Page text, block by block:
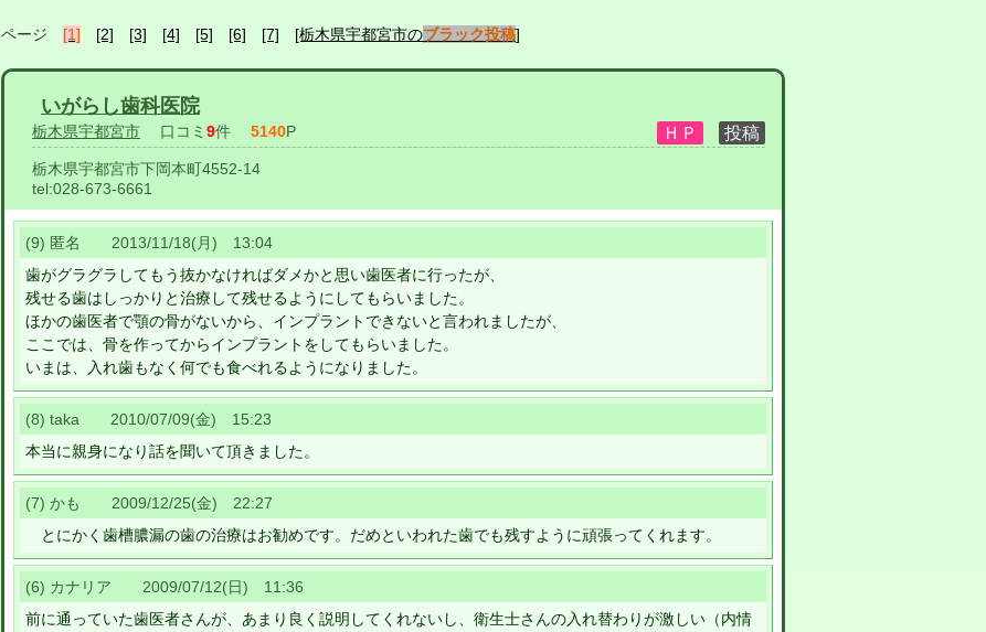
ページ [1] [2] [3] [4] [5] [6] [7] [栃木県宇都宮市のブラック投稿]
いがらし歯科医院
栃木県宇都宮市 口コミ 9件 5140P
栃木県宇都宮市下岡本町4552-14
tel:028-673-6661
(9) 匿名 2013/11/18(月) 13:04
歯がグラグラしてもう抜かなければダメかと思い歯医者に行ったが、
残せる歯はしっかりと治療して残せるようにしてもらいました。
ほかの歯医者で顎の骨がないから、インプラントできないと言われましたが、
ここでは、骨を作ってからインプラントをしてもらいました。
いまは、入れ歯もなく何でも食べれるようになりました。
(8) taka 2010/07/09(金) 15:23
本当に親身になり話を聞いて頂きました。
(7) かも 2009/12/25(金) 22:27
とにかく歯槽膿漏の歯の治療はお勧めです。だめといわれた歯でも残すように頑張ってくれます。
(6) カナリア 2009/07/12(日) 11:36
前に通っていた歯医者さんが、あまり良く説明してくれないし、衛生士さんの入れ替わりが激しい（内情